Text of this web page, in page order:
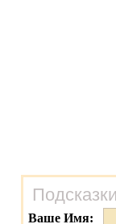
Ваше Имя: